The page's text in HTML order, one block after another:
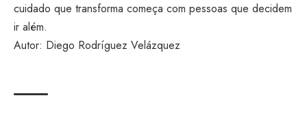
cuidado que transforma começa com pessoas que decidem
ir além.
Autor: Diego Rodríguez Velázquez